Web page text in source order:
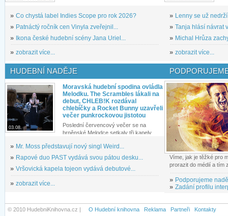
» Co chystá label Indies Scope pro rok 2026?
» Patnáctý ročník cen Vinyla zveřejnil...
»
Ikona české hudební scény Jana Uriel...
» zobrazit více...
» Lenny se už
» Tanja hlásí návrat
» Michal Hrůza
» zobrazit více...
HUDEBNÍ NADĚJE
03.08.
Moravská hudební spodina ovládla
Melodku. The Scrambles lákali na
debut, CHLEB!K rozdával
chlebíčky a Rocket Bunny uzavřeli
večer punkrockovou jistotou
Poslední červencový večer se na
brněnské Melodce setkaly tři kapely...
» Mr. Moss představují nový singl Weird...
» Rapové duo PAST vydává svou pátou desku...
» Vršovická kapela tojeon vydává debutové...
» zobrazit více...
Víme, jak je těžké pro
prorazit do médií a tím
» Podporujeme
» Zadání profilu
© 2010 HudebniKnihovna.cz | O Hudební knihovna Reklama Partneři Kontakty